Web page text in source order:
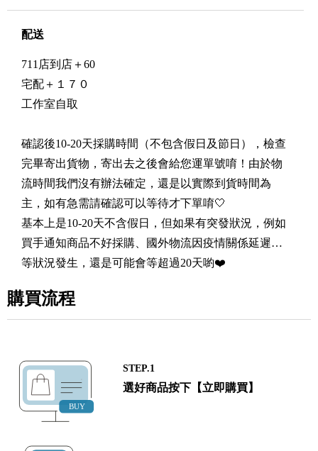
配送
711店到店＋60
宅配＋１７０
工作室自取
確認後10-20天採購時間（不包含假日及節日），檢查
完畢寄出貨物，寄出去之後會給您運單號唷！由於物
流時間我們沒有辦法確定，還是以實際到貨時間為
主，如有急需請確認可以等待才下單唷🤍
基本上是10-20天不含假日，但如果有突發狀況，例如
買手通知商品不好採購、國外物流因疫情關係延遲…
等狀況發生，還是可能會等超過20天喲❤️
購買流程
STEP.1
選好商品按下【立即購買】